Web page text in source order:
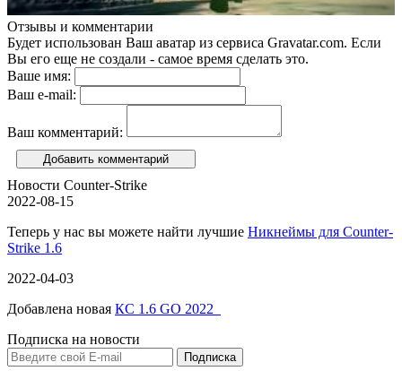
Отзывы и комментарии
Будет использован Ваш аватар из сервиса Gravatar.com. Если
Вы его еще не создали - самое время сделать это.
Ваше имя:
Ваш e-mail:
Ваш комментарий:
Добавить комментарий
Новости Counter-Strike
2022-08-15
Теперь у нас вы можете найти лучшие Никнеймы для Counter-
Strike 1.6
2022-04-03
Добавлена новая КС 1.6 GO 2022
Подписка на новости